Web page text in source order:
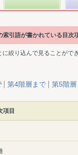
引語が書かれている目次
絞り込んで見ることがで
第4階層まで 第5階層
項目